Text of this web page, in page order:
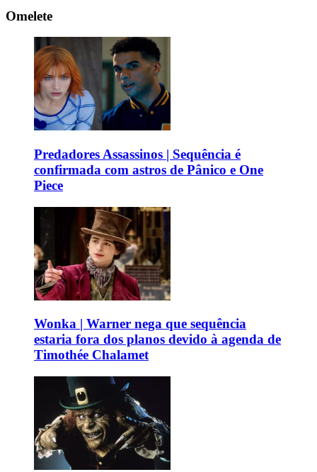
Omelete
Predadores Assassinos | Sequência é
confirmada com astros de Pânico e One
Piece
Wonka | Warner nega que sequência
estaria fora dos planos devido à agenda de
Timothée Chalamet